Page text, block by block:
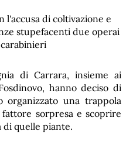
di Carrara, insieme ai
hanno deciso di
organizzato una trappola
sorpresa e scoprire
di quelle piante.